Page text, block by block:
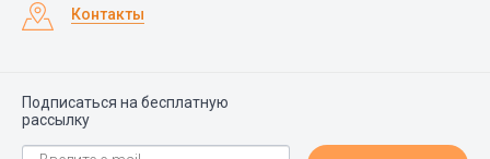
Контакты
Подписаться на бесплатную
рассылку